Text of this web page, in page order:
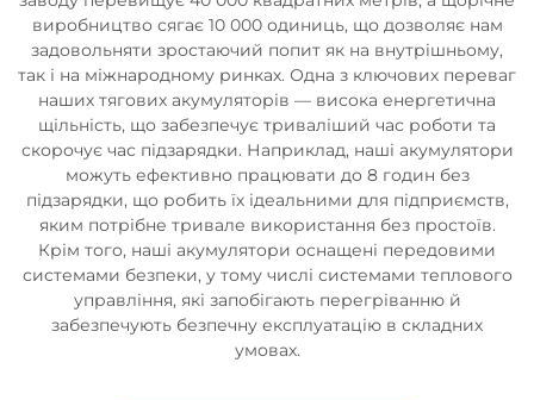
виробництво сягає 10 000 одиниць, що дозволяє нам
задовольняти зростаючий попит як на внутрішньому,
так і на міжнародному ринках. Одна з ключових переваг
наших тягових акумуляторів — висока енергетична
щільність, що забезпечує триваліший час роботи та
скорочує час підзарядки. Наприклад, наші акумулятори
можуть ефективно працювати до 8 годин без
підзарядки, що робить їх ідеальними для підприємств,
яким потрібне тривале використання без простоїв.
Крім того, наші акумулятори оснащені передовими
системами безпеки, у тому числі системами теплового
управління, які запобігають перегріванню й
забезпечують безпечну експлуатацію в складних
умовах.